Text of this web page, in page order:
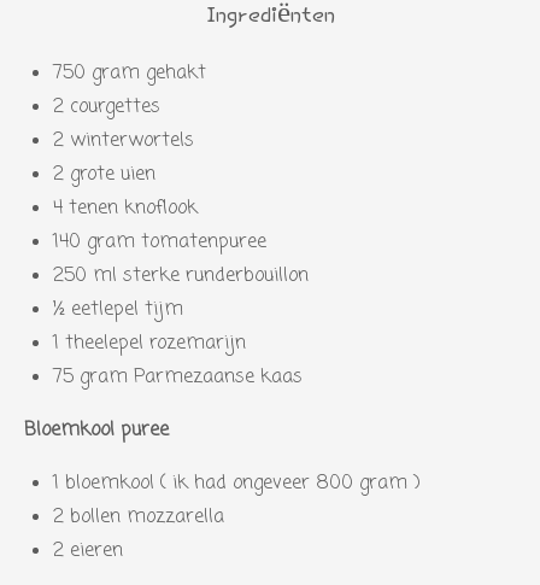
Ingrediënten
750 gram gehakt
2 courgettes
2 winterwortels
2 grote uien
4 tenen knoflook
140 gram tomatenpuree
250 ml sterke runderbouillon
½ eetlepel tijm
1 theelepel rozemarijn
75 gram Parmezaanse kaas
Bloemkool puree
1 bloemkool ( ik had ongeveer 800 gram )
2 bollen mozzarella
2 eieren